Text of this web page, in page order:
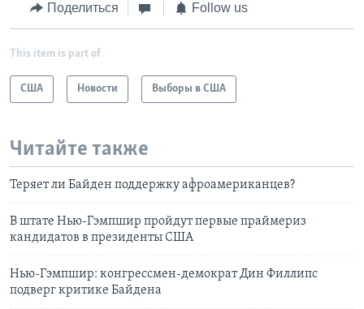
Поделиться Follow us
This item is part of
США Новости Выборы в США
Читайте также
Теряет ли Байден поддержку афроамериканцев?
В штате Нью-Гэмпшир пройдут первые праймериз
кандидатов в президенты США
Нью-Гэмпшир: конгрессмен-демократ Дин Филлипс
подверг критике Байдена